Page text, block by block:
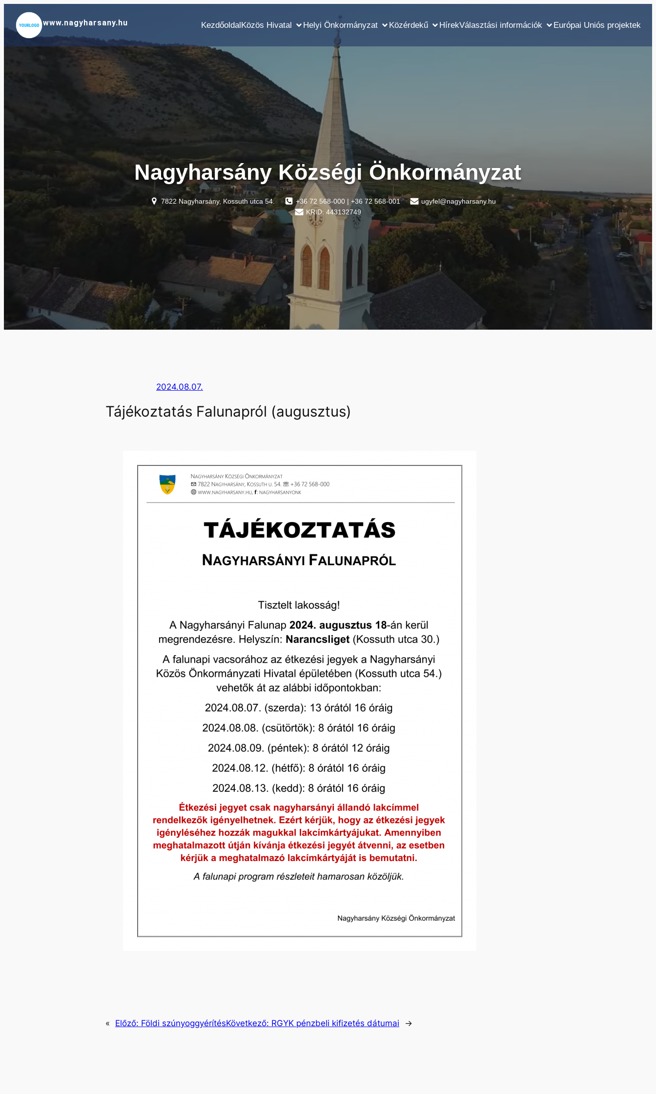
Ugrás
tartalomhoz
www.nagyharsany.hu Kezdőoldal Közös Hivatal Helyi Önkormányzat Közérdekű HírekVálasztási információk Európai Uniós projektek
Nagyharsány Községi Önkormányzat
7822 Nagyharsány, Kossuth utca 54. +36 72 568-000 | +36 72 568-001
ugyfel@nagyharsany.hu
KRID: 443132749
2024.08.07.
Tájékoztatás Falunapról (augusztus)
« Előző: Földi szúnyoggyérítésKövetkező: RGYK pénzbeli kifizetés dátumai →